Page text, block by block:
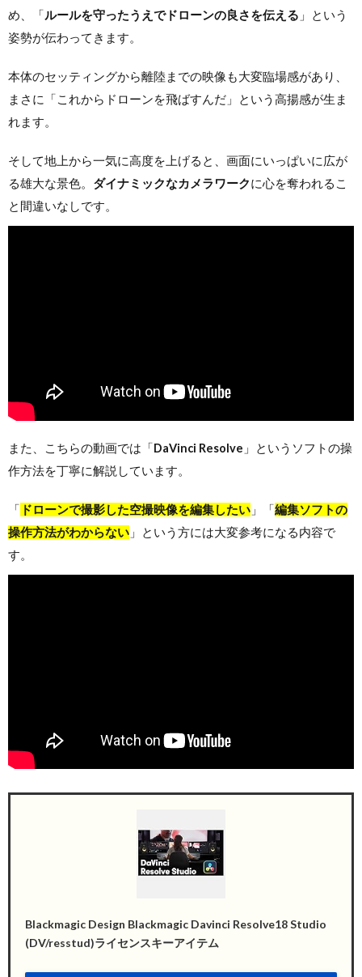
め、「ルールを守ったうえでドローンの良さを伝える 」という
姿勢が伝わってきます。
本体のセッティングから離陸までの映像も大変臨場感があり、
まさに「これからドローンを飛ばすんだ」という高揚感が生ま
れます。
そして地上から一気に高度を上げると、画面にいっぱいに広が
る雄大な景色。 ダイナミックなカメラワークに心を奪われるこ
と間違いなしです。
また、こちらの動画では「DaVinci Resolve 」というソフトの操
作方法を丁寧に解説しています。
「 ドローンで撮影した空撮映像を編集したい 」「編集ソフトの
操作方法がわからない 」という方には大変参考になる内容で
す。
Blackmagic Design Blackmagic Davinci Resolve18 Studio
(DV/resstud)ライセンスキーアイテム